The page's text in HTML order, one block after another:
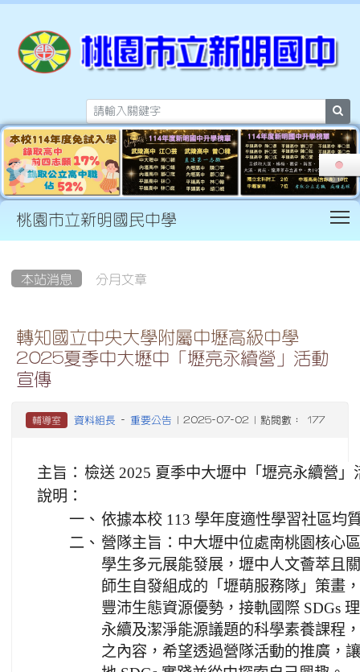
桃園市立新明國民中學
本站消息 分月文章
轉知國立中央大學附屬中壢高級中學
2025夏季中大壢中「壢亮永續營」活動
宣傳
輔導室 資料組長 - 重要公告 | 2025-07-02 | 點閱數： 177
主旨： 檢送 2025 夏季中大壢中「壢亮永續營
說明：
一、 依據本校 113 學年度適性學習社區均
二、 營隊主旨：中大壢中位處南桃園核心
學生多元展能發展，壢中人文薈萃且
師生自發組成的「壢萌服務隊」策畫
豐沛生態資源優勢，接軌國際 SDGs
永續及潔淨能源議題的科學素養課程
之內容，希望透過營隊活動的推廣，